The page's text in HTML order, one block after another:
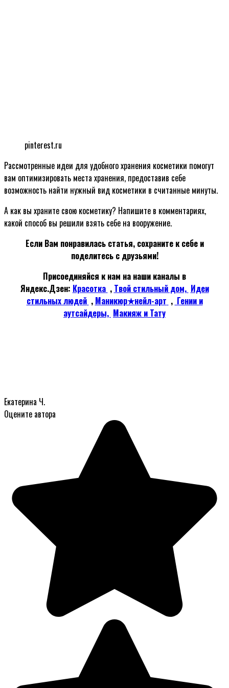
pinterest.ru
Рассмотренные идеи для удобного хранения косметики помогут
вам оптимизировать места хранения, предоставив себе
возможность найти нужный вид косметики в считанные минуты.
А как вы храните свою косметику? Напишите в комментариях,
какой способ вы решили взять себе на вооружение.
Если Вам понравилась статья, сохраните к себе и
поделитесь с друзьями!
Присоединяйся к нам на наши каналы в
Яндекс.Дзен: Красотка , Твой стильный дом, Идеи
стильных людей , Маникюр★нейл-арт , Гении и
аутсайдеры, Макияж и Тату
Екатерина Ч.
Оцените автора